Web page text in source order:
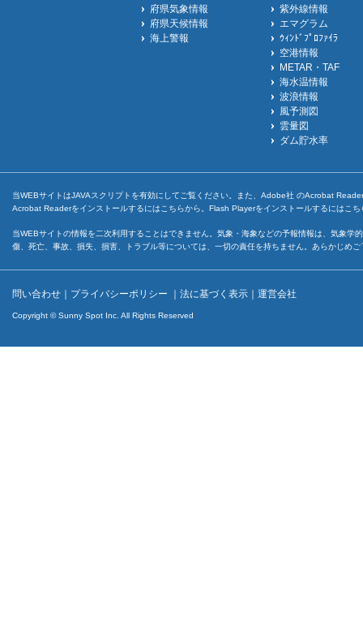
府県気象情報
府県天候情報
海上警報
紫外線情報
エマグラム
ｳｨﾝﾄﾞﾌﾟﾛﾌｧｲﾗ
空港情報
METAR・TAF
海水温情報
波浪情報
風予測図
雲量図
ダム貯水率
当WEBサイトはJAVAスクリプトを有効にしてご覧ください。また、Adobe社 のAcrobat
Acrobat Readerをインストールするには こちらから。Flash Playerをインストールするには こち
当WEBサイトの情報を二次利用することはできません。気象・海象などの予報情報は、気象
傷、死亡、事故、損失、損害、トラブル等については、一切の責任を持ちません。あらかじめ
問い合わせ ｜ プライバシーポリシー ｜ 法に基づく表示 ｜ 運営会社
Copyright © Sunny Spot Inc. All Rights Reserved